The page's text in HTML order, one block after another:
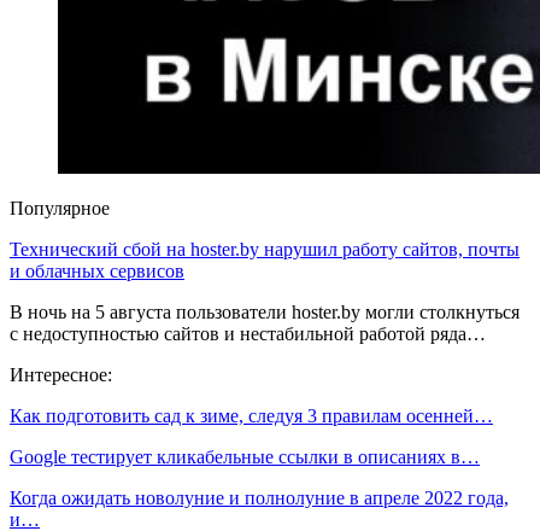
Популярное
Технический сбой на hoster.by нарушил работу сайтов, почты
и облачных сервисов
В ночь на 5 августа пользователи hoster.by могли столкнуться
с недоступностью сайтов и нестабильной работой ряда…
Интересное:
Как подготовить сад к зиме, следуя 3 правилам осенней…
Google тестирует кликабельные ссылки в описаниях в…
Когда ожидать новолуние и полнолуние в апреле 2022 года,
и…